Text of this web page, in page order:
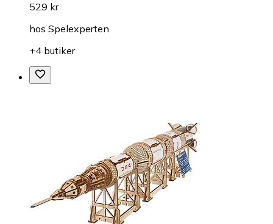
529 kr
hos Spelexperten
+4 butiker